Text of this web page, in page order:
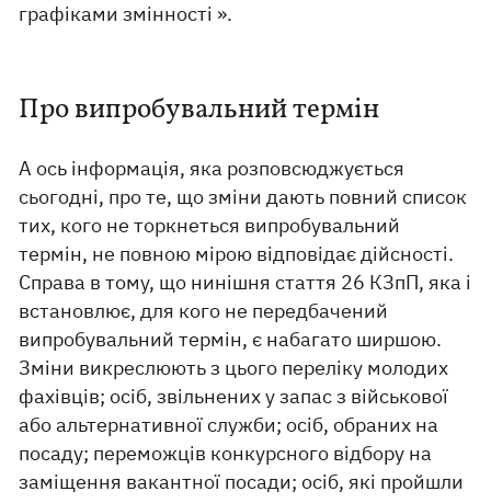
графіками змінності ».
Про випробувальний термін
А ось інформація, яка розповсюджується
сьогодні, про те, що зміни дають повний список
тих, кого не торкнеться випробувальний
термін, не повною мірою відповідає дійсності.
Справа в тому, що нинішня стаття 26 КЗпП, яка і
встановлює, для кого не передбачений
випробувальний термін, є набагато ширшою.
Зміни викреслюють з цього переліку молодих
фахівців; осіб, звільнених у запас з військової
або альтернативної служби; осіб, обраних на
посаду; переможців конкурсного відбору на
заміщення вакантної посади; осіб, які пройшли